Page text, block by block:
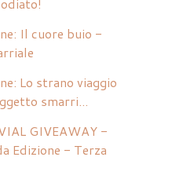
Il cuore buio -
Lo strano viaggio
smarri...
GIVEAWAY -
Edizione - Terza